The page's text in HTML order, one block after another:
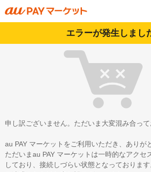
エラーが発生しまし
申し訳ございません。ただいま大変混み合って
au PAY マーケットをご利用いただき、ありが
ただいまau PAY マーケットは一時的なアクセ
しており、接続しづらい状態となっております